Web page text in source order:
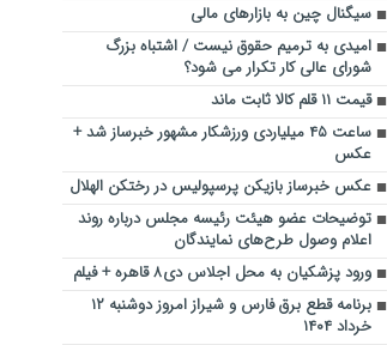
سیگنال چین به بازارهای مالی
امیدی به ترمیم حقوق نیست / اشتباه بزرگ
شورای عالی کار تکرار می شود؟
قیمت ۱۱ قلم کالا ثابت ماند
ساعت ۴۵ میلیاردی ورزشکار مشهور خبرساز شد +
عکس
عکس خبرساز بازیکن پرسپولیس در رختکن الهلال
توضیحات عضو هیئت رئیسه مجلس درباره روند
اعلام وصول طرح‌های نمایندگان
ورود پزشکیان به محل اجلاس دی۸ قاهره + فیلم
برنامه قطع برق فارس و شیراز امروز دوشنبه ۱۲
خرداد ۱۴۰۴